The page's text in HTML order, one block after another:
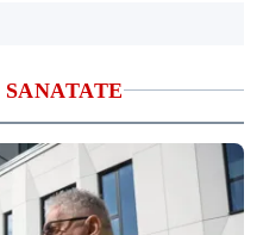
SANATATE